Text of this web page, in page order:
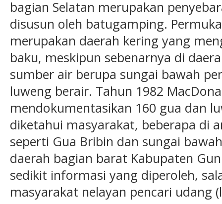
bagian Selatan merupakan
disusun oleh batugamping.
merupakan daerah kering yang
baku, meskipun sebenarnya di
sumber air berupa sungai bawah
luweng berair. Tahun 1982
mendokumentasikan 160 gua dan
diketahui masyarakat, beberapa di
seperti Gua Bribin dan sungai
daerah bagian barat Kabupaten
sedikit informasi yang diperoleh,
masyarakat nelayan pencari udang